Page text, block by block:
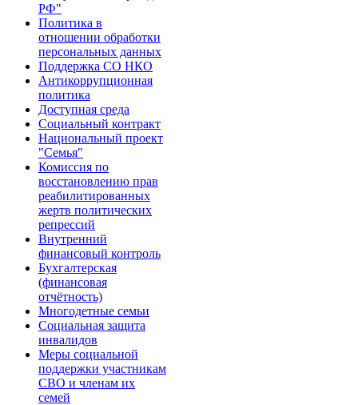
РФ"​
Политика в
отношении обработки
персональных данных
Поддержка СО НКО
Антикоррупционная
политика
Доступная среда
Социальный контракт
Национальный проект
"Семья"
Комиссия по
восстановлению прав
реабилитированных
жертв политических
репрессий
Внутренний
финансовый контроль
Бухгалтерская
(финансовая
отчётность)
Многодетные семьи
Cоциальная защита
инвалидов
Меры социальной
поддержки участникам
СВО и членам их
семей